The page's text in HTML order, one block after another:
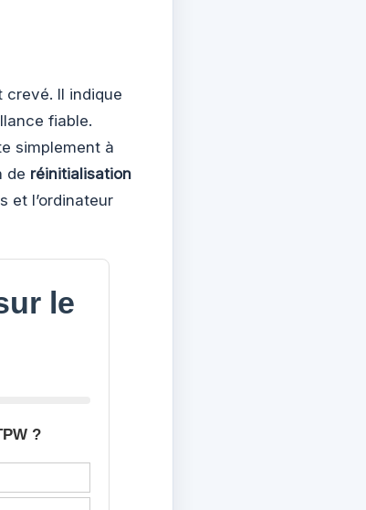
crevé. Il indique
fiable.
simplement à
de réinitialisation
et l’ordinateur
le
?